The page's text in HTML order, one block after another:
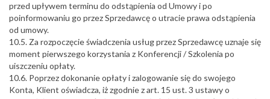
przed upływem terminu do odstąpienia od Umowy i po
poinformowaniu go przez Sprzedawcę o utracie prawa odstąpienia
od umowy.
10.5. Za rozpoczęcie świadczenia usług przez Sprzedawcę uznaje się
moment pierwszego korzystania z Konferencji / Szkolenia po
uiszczeniu opłaty.
10.6. Poprzez dokonanie opłaty i zalogowanie się do swojego
Konta, Klient oświadcza, iż zgodnie z art. 15 ust. 3 ustawy o